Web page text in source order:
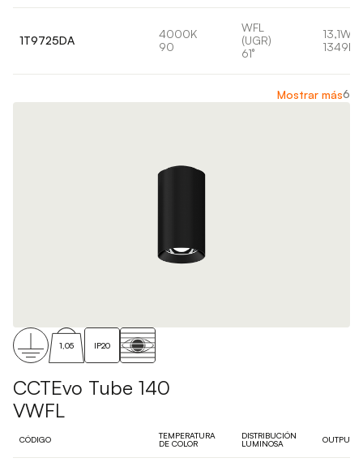
1T9725DA
4000K
90
WFL
(UGR)
61°
13,1W
1349lm
Mostrar más6
1,05 IP20
CCTEvo Tube 140
VWFL
CÓDIGO
TEMPERATURA
DE COLOR
DISTRIBUCIÓN
LUMINOSA
OUTPUT